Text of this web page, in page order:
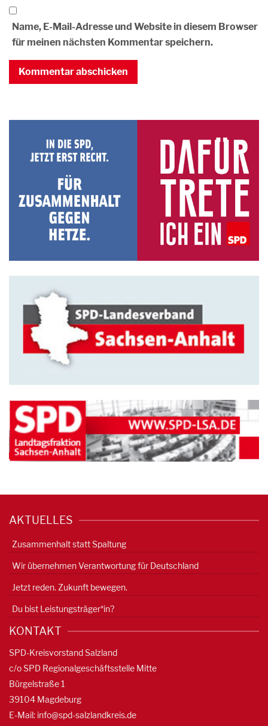
Name, E-Mail-Adresse und Website in diesem Browser
für meinen nächsten Kommentar speichern.
AKTUELLES
Zusammenhalt statt Spaltung
Wir übernehmen Verantwortung für Deutschland
Jetzt reden. Zukunft bewegen.
Du bist Leistungsträger*in?
KONTAKT
SPD-Kreisvorstand Salzland
c/o SPD Regionalgeschäftsstelle Mitte
Bürgelstraße 1
39104 Magdeburg
E-Mail: info@spd-salzlandkreis.de